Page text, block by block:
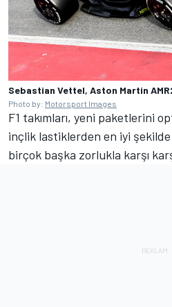
Sebastian Vettel, Aston Martin
Photo by: Motorsport Images
F1 takımları, yeni paketlerini
inçlik lastiklerden en iyi şekilde
birçok başka zorlukla karşı